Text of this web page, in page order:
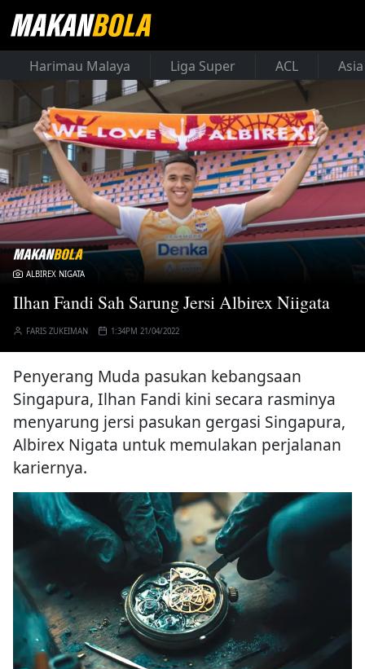
Harimau Malaya Liga Super ACL
ALBIREX NIGATA
Ilhan Fandi Sah Sarung Jersi Albirex Niigata
FARIS ZUKEIMAN 1:34PM 21/04/2022
Penyerang Muda pasukan kebangsaan
Singapura, Ilhan Fandi kini secara rasminya
menyarung jersi pasukan gergasi Singapura,
Albirex Nigata untuk memulakan perjalanan
kariernya.